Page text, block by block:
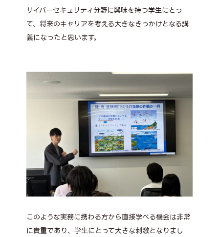
サイバーセキュリティ分野に興味を持つ学生にとっ
て、将来のキャリアを考える大きなきっかけとなる講
義になったと思います。
このような実務に携わる方から直接学べる機会は非常
に貴重であり、学生にとって大きな刺激となりまし